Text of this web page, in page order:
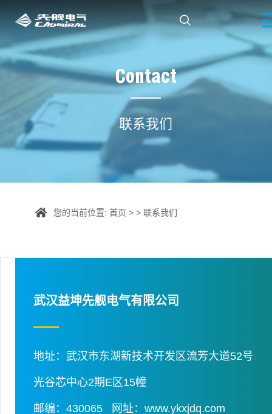

Contact
联系我们
您的当前位置: 首页 > > 联系我们
武汉益坤先舰电气有限公司
地址： 武汉市东湖新技术开发区流芳大道52号
光谷芯中心2期E区15幢
邮编：430065 网址：www.ykxjdq.com